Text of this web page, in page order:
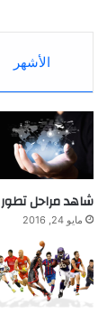
الأشهر
شاهد مراحل تطور
مايو 24, 2016